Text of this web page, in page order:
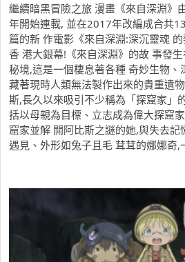
繼續暗黑冒險之旅 漫畫《來自深淵》
年開始連載, 並在2017年改編成合共
篇的新 作電影《來自深淵:深沉靈魂
香 港大銀幕!《來自深淵》的故 事發
秘境,這是一個棲息著各種 奇妙生物、
藏著現時人類無法製作出來的貴重遺
斯,長久以來吸引不少稱為「探窟家」
括以母親為目標、立志成為偉大探窟
窟家並解 開阿比斯之謎的她,與失去
遇見、外形如兔子且毛 茸茸的娜娜奇,